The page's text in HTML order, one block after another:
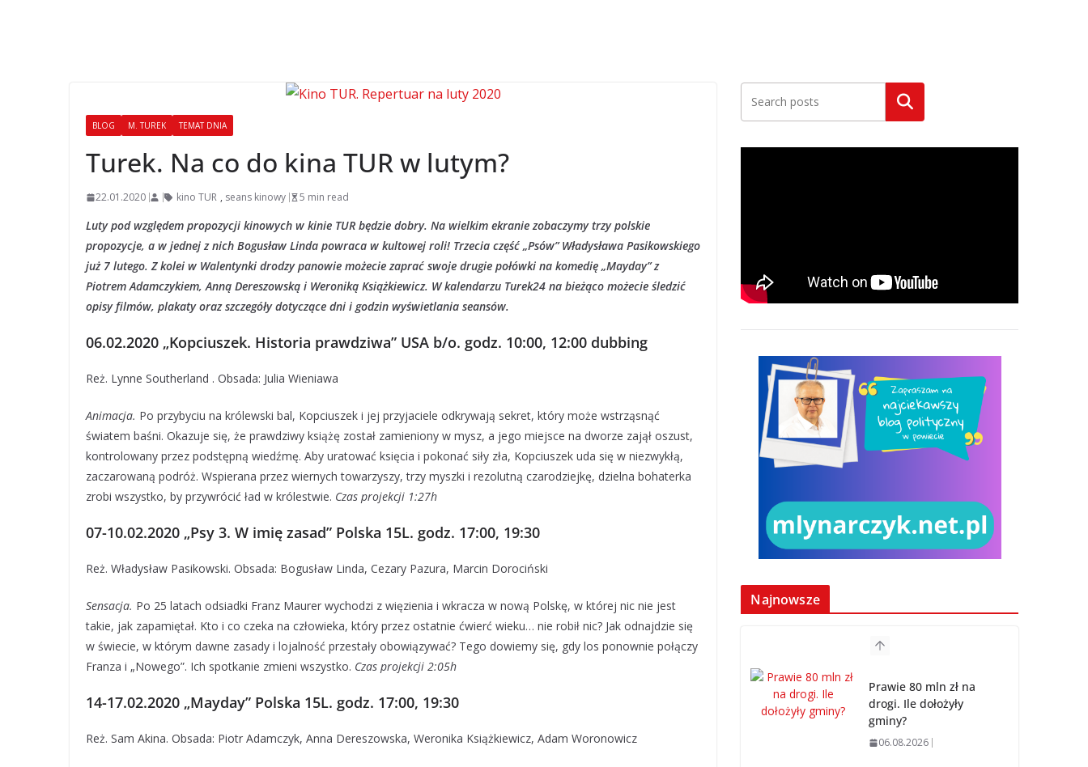
BLOG M. TUREK TEMAT DNIA
Turek. Na co do kina TUR w lutym?
22.01.2020 kino TUR , seans kinowy 5 min read
Luty pod względem propozycji kinowych w kinie TUR będzie dobry. Na wielkim ekranie zobaczymy trzy polskie
propozycje, a w jednej z nich Bogusław Linda powraca w kultowej roli! Trzecia część „Psów” Władysława Pasikowskiego
już 7 lutego. Z kolei w Walentynki drodzy panowie możecie zaprać swoje drugie połówki na komedię „Mayday” z
Piotrem Adamczykiem, Anną Dereszowską i Weroniką Książkiewicz. W kalendarzu Turek24 na bieżąco możecie śledzić
opisy filmów, plakaty oraz szczegóły dotyczące dni i godzin wyświetlania seansów.
06.02.2020 „Kopciuszek. Historia prawdziwa” USA b/o. godz. 10:00, 12:00 dubbing
Reż. Lynne Southerland . Obsada: Julia Wieniawa
Animacja. Po przybyciu na królewski bal, Kopciuszek i jej przyjaciele odkrywają sekret, który może wstrząsnąć
światem baśni. Okazuje się, że prawdziwy książę został zamieniony w mysz, a jego miejsce na dworze zajął oszust,
kontrolowany przez podstępną wiedźmę. Aby uratować księcia i pokonać siły zła, Kopciuszek uda się w niezwykłą,
zaczarowaną podróż. Wspierana przez wiernych towarzyszy, trzy myszki i rezolutną czarodziejkę, dzielna bohaterka
zrobi wszystko, by przywrócić ład w królestwie. Czas projekcji 1:27h
07-10.02.2020 „Psy 3. W imię zasad” Polska 15L. godz. 17:00, 19:30
Reż. Władysław Pasikowski. Obsada: Bogusław Linda, Cezary Pazura, Marcin Dorociński
Sensacja. Po 25 latach odsiadki Franz Maurer wychodzi z więzienia i wkracza w nową Polskę, w której nic nie jest
takie, jak zapamiętał. Kto i co czeka na człowieka, który przez ostatnie ćwierć wieku… nie robił nic? Jak odnajdzie się
w świecie, w którym dawne zasady i lojalność przestały obowiązywać? Tego dowiemy się, gdy los ponownie połączy
Franza i „Nowego”. Ich spotkanie zmieni wszystko. Czas projekcji 2:05h
14-17.02.2020 „Mayday” Polska 15L. godz. 17:00, 19:30
Reż. Sam Akina. Obsada: Piotr Adamczyk, Anna Dereszowska, Weronika Książkiewicz, Adam Woronowicz
Szukaj
Najnowsze
Prawie 80 mln zł na
drogi. Ile dołożyły
gminy?
06.08.2026